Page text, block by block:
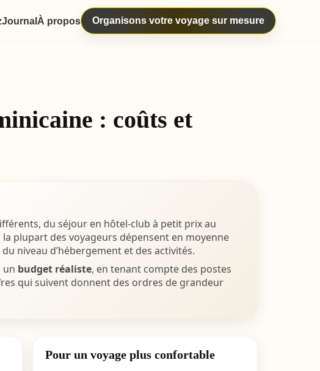
Journal À propos Organisons votre voyage sur mesure
: coûts et
du séjour en hôtel-club à petit prix au
plupart des voyageurs dépensent en moyenne
niveau d’hébergement et des activités.
un budget réaliste, en tenant compte des postes
qui suivent donnent des ordres de grandeur
Pour un voyage plus confortable